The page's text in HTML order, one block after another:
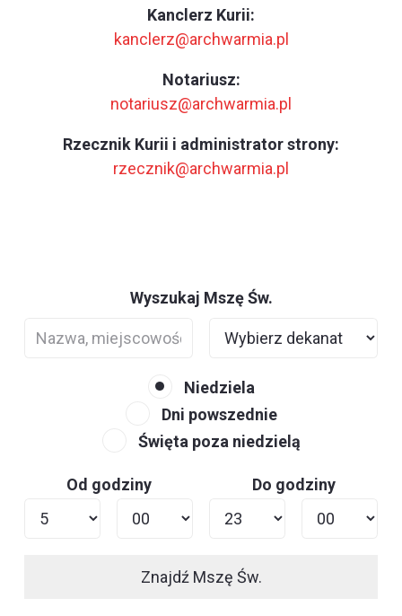
Kanclerz Kurii:
kanclerz@archwarmia.pl
Notariusz:
notariusz@archwarmia.pl
Rzecznik Kurii i administrator strony:
rzecznik@archwarmia.pl
Wyszukaj Mszę Św.
Niedziela
Dni powszednie
Święta poza niedzielą
Od godziny Do godziny
Znajdź Mszę Św.